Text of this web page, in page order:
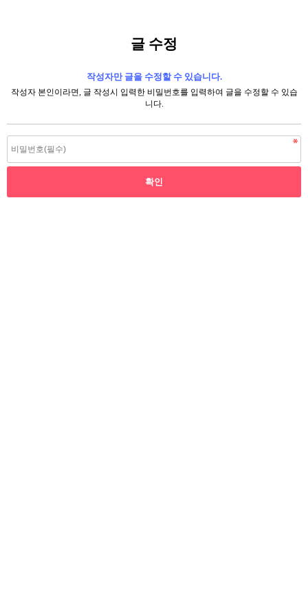
글 수정
작성자만 글을 수정할 수 있습니다.
작성자 본인이라면, 글 작성시 입력한 비밀번호를 입력하여 글을 수정할 수 있습
니다.